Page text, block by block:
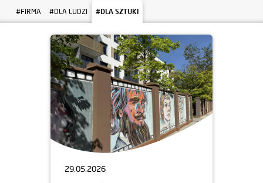
#FIRMA #DLA LUDZI #DLA SZTUKI
29.05.2026